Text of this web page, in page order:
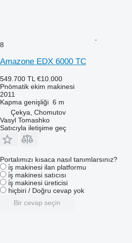
8
Amazone EDX 6000 TC
549.700 TL €10.000
Pnömatik ekim makinesi
2011
Kapma genişliği 6 m
Çekya, Chomutov
Vasyl Tomashko
Satıcıyla iletişime geç
Portalımızı kısaca nasıl tanımlarsınız?
i̇ş makinesi ilan platformu
i̇ş makinesi satıcısı
i̇ş makinesi üreticisi
hiçbiri / Doğru cevap yok
Bir cevap seçin